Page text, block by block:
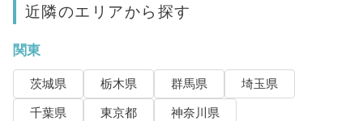
近隣のエリアから探す
関東
茨城県 栃木県 群馬県
埼玉県
千葉県
東京都 神奈川県